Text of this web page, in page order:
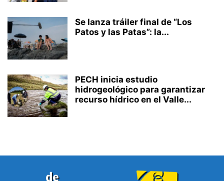
Se lanza tráiler final de “Los
Patos y las Patas”: la...
PECH inicia estudio
hidrogeológico para garantizar
recurso hídrico en el Valle...